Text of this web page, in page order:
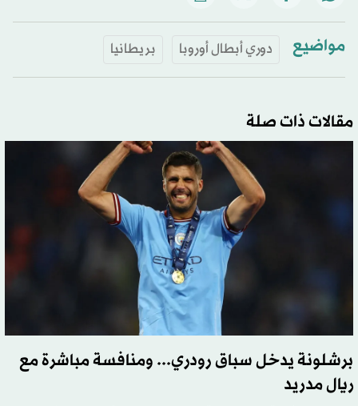
مواضيع دوري أبطال أوروبا بريطانيا
مقالات ذات صلة
برشلونة يدخل سباق رودري... ومنافسة مباشرة مع
ريال مدريد